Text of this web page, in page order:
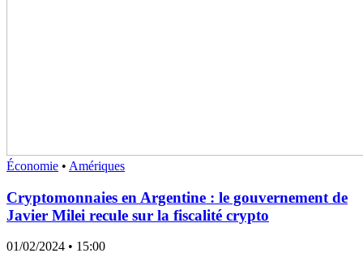
Économie • Amériques
Cryptomonnaies en Argentine : le gouvernement de
Javier Milei recule sur la fiscalité crypto
01/02/2024 • 15:00